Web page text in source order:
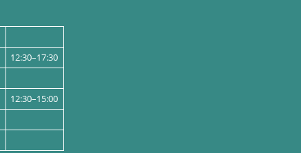
12:30–17:30
12:30–15:00